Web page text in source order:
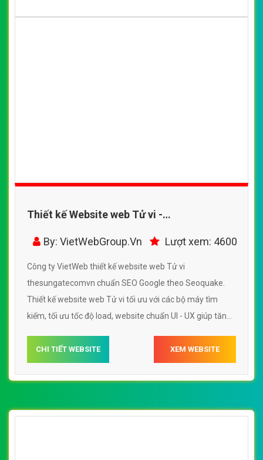
Thiết kế Website web Tử vi -
thesungatecomvn
By: VietWebGroup.Vn Lượt xem: 4600
Công ty VietWeb thiết kế website web Tử vi
thesungatecomvn chuẩn SEO Google theo Seoquake.
Thiết kế website web Tử vi tối ưu với các bộ máy tìm
kiếm, tối ưu tốc độ load, website chuẩn UI - UX giúp tăng
thesungatecomvn
CHI TIẾT WEBSITE XEM WEBSITE